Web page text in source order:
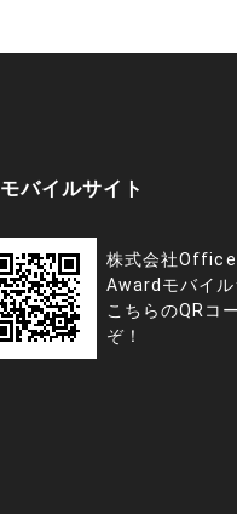
モバイルサイト
株式会社
Awardモバイ
こちらのQRコ
ぞ！